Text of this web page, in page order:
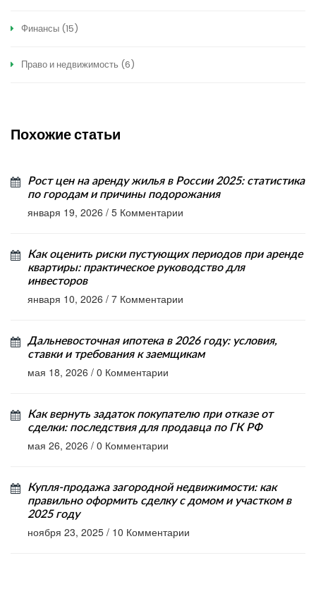
Финансы (15)
Право и недвижимость (6)
Похожие статьи
Рост цен на аренду жилья в России 2025: статистика
по городам и причины подорожания
января 19, 2026 / 5 Комментарии
Как оценить риски пустующих периодов при аренде
квартиры: практическое руководство для
инвесторов
января 10, 2026 / 7 Комментарии
Дальневосточная ипотека в 2026 году: условия,
ставки и требования к заемщикам
мая 18, 2026 / 0 Комментарии
Как вернуть задаток покупателю при отказе от
сделки: последствия для продавца по ГК РФ
мая 26, 2026 / 0 Комментарии
Купля-продажа загородной недвижимости: как
правильно оформить сделку с домом и участком в
2025 году
ноября 23, 2025 / 10 Комментарии